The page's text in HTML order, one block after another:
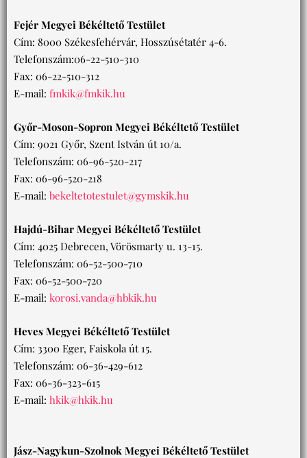
Fejér Megyei Békéltető Testület
Cím: 8000 Székesfehérvár, Hosszúsétatér 4-6.
Telefonszám:06-22-510-310
Fax: 06-22-510-312
E-mail: fmkik@fmkik.hu
Győr-Moson-Sopron Megyei Békéltető Testület
Cím: 9021 Győr, Szent István út 10/a.
Telefonszám: 06-96-520-217
Fax: 06-96-520-218
E-mail: bekeltetotestulet@gymskik.hu
Hajdú-Bihar Megyei Békéltető Testület
Cím: 4025 Debrecen, Vörösmarty u. 13-15.
Telefonszám: 06-52-500-710
Fax: 06-52-500-720
E-mail: korosi.vanda@hbkik.hu
Heves Megyei Békéltető Testület
Cím: 3300 Eger, Faiskola út 15.
Telefonszám: 06-36-429-612
Fax: 06-36-323-615
E-mail: hkik@hkik.hu
Jász-Nagykun-Szolnok Megyei Békéltető Testület